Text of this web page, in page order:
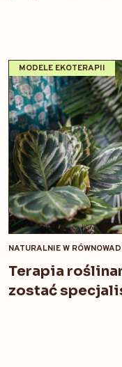
MODELE EKOTERAPII
NATURALNIE W
Terapia
zostać